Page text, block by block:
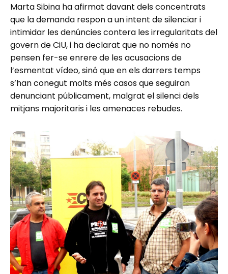
Marta Sibina ha afirmat davant dels concentrats
que la demanda respon a un intent de silenciar i
intimidar les denúncies contera les irregularitats del
govern de CiU, i ha declarat que no només no
pensen fer-se enrere de les acusacions de
l’esmentat vídeo, sinó que en els darrers temps
s’han conegut molts més casos que seguiran
denunciant públicament, malgrat el silenci dels
mitjans majoritaris i les amenaces rebudes.